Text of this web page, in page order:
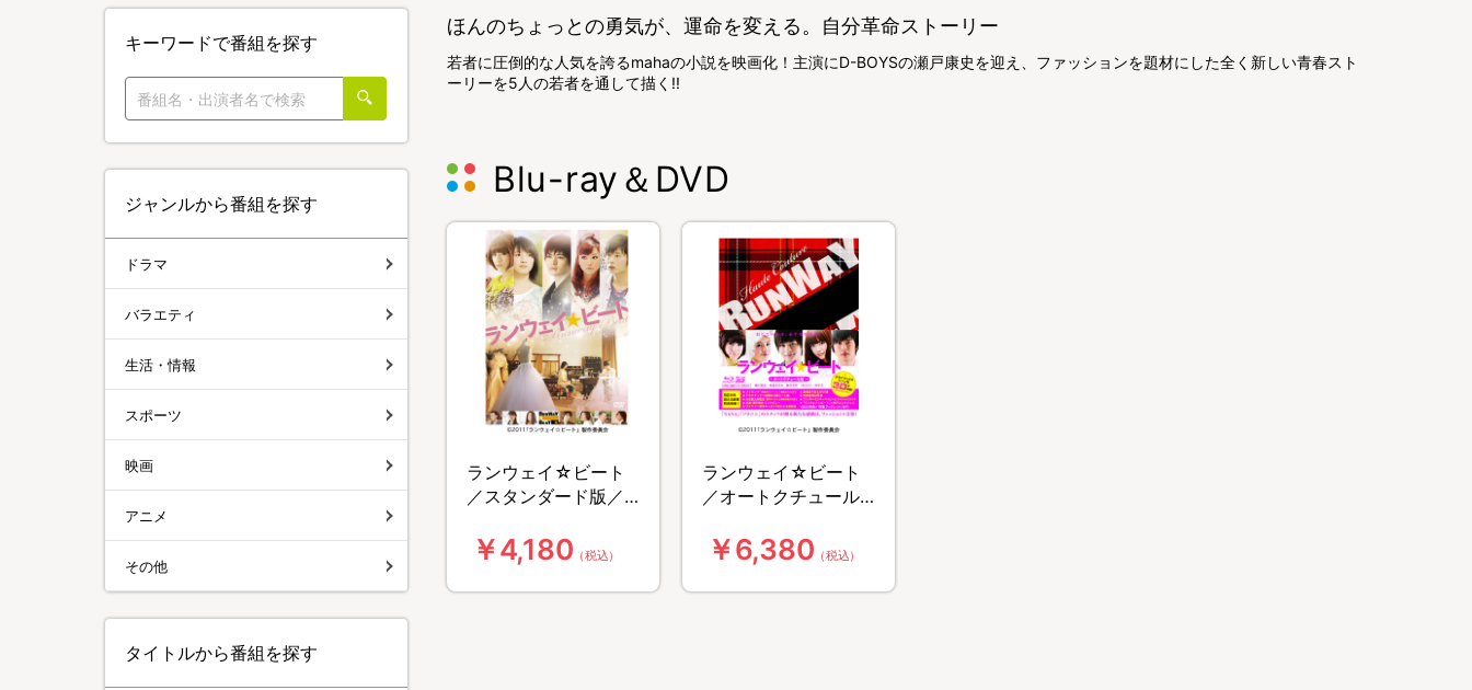
ほんのちょっとの勇気が、運命を変える。自分革命ストーリー
若者に圧倒的な人気を誇るmahaの小説を映画化！主演にD-BOYSの瀬戸康史を迎え、ファッションを題材にした全く新しい青春スト
ーリーを5人の若者を通して描く!!
Blu-ray＆DVD
ランウェイ☆ビート
／スタンダード版／
￥4,180 （税込）
ランウェイ☆ビート
／オートクチュール
￥6,380 （税込）
キーワードで番組を探す
ジャンルから番組を探す
ドラマ
バラエティ
生活・情報
スポーツ
映画
アニメ
その他
タイトルから番組を探す